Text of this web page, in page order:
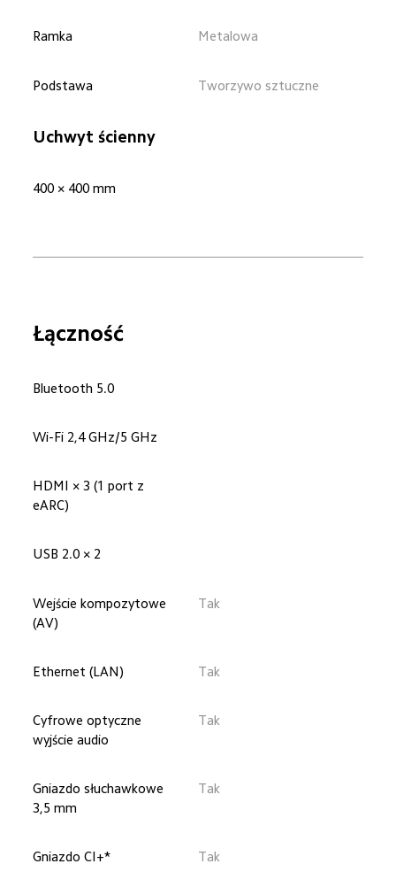
Ramka Metalowa
Podstawa Tworzywo sztuczne
Uchwyt ścienny
400 × 400 mm
Łączność
Bluetooth 5.0
Wi-Fi 2,4 GHz/5 GHz
HDMI × 3 (1 port z
eARC)
USB 2.0 × 2
Wejście kompozytowe
(AV)
Tak
Ethernet (LAN) Tak
Cyfrowe optyczne
wyjście audio
Tak
Gniazdo słuchawkowe
3,5 mm
Tak
Gniazdo CI+* Tak